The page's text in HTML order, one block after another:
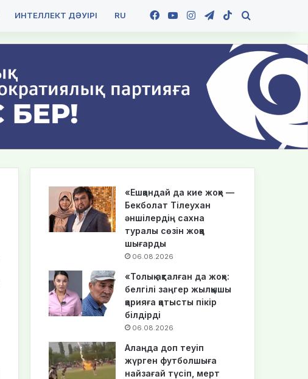
ИНТЕЛЛЕКТ ДӘУІРІ RU Facebook
YouTubeInstagram
Telegram
TikTok
«Ешқандай да кие жоқ» —
Бекболат Тілеухан
әншілердің сахна
туралы сөзін жоққа
шығарды
06.08.2026
«Толық ақталған да жоқ»:
белгілі заңгер жылқышы
қарияға қатысты пікір
білдірді
06.08.2026
Алаңда доп теуіп
жүрген футболшыға
найзағай түсіп, мерт